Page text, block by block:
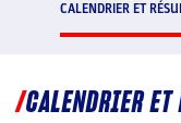
CALENDRIER ET
CALENDRIER ET